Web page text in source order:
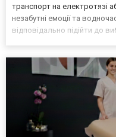
транспорт на електротязі
незабутні емоції та
відповідально підійти до